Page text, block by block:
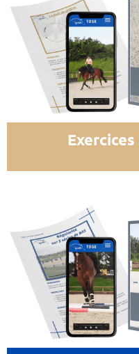
Exercices